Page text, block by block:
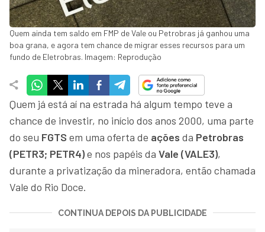
Quem ainda tem saldo em FMP de Vale ou Petrobras já ganhou uma
boa grana, e agora tem chance de migrar esses recursos para um
fundo de Eletrobras. Imagem: Reprodução
Quem já está aí na estrada há algum tempo teve a
chance de investir, no início dos anos 2000, uma parte
do seu FGTS em uma oferta de ações da Petrobras
(PETR3; PETR4)e nos papéis da Vale (VALE3),
durante a privatização da mineradora, então chamada
Vale do Rio Doce.
CONTINUA DEPOIS DA PUBLICIDADE